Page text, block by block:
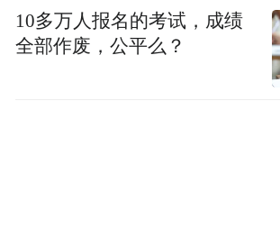
10多万人报名的考试，成绩
全部作废，公平么？